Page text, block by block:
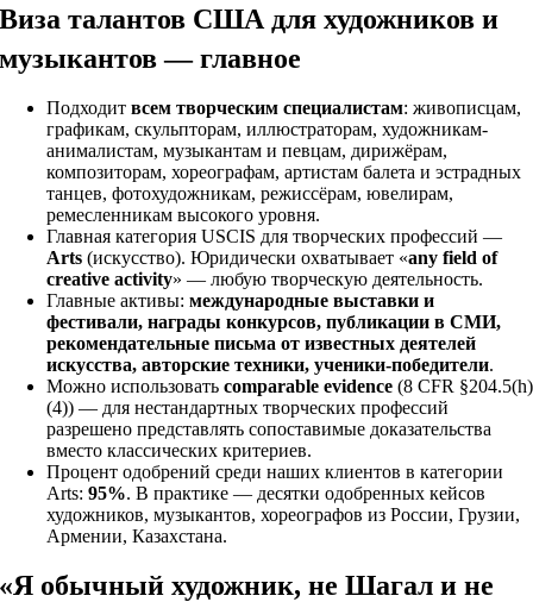
Виза талантов США для художников и
музыкантов — главное
Подходитвсем творческим специалистам: живописцам,
графикам, скульпторам, иллюстраторам, художникам-
анималистам, музыкантам и певцам, дирижёрам,
композиторам, хореографам, артистам балета и эстрадных
танцев, фотохудожникам, режиссёрам, ювелирам,
ремесленникам высокого уровня.
Главная категория USCIS для творческих профессий —
Arts (искусство). Юридически охватывает «any field of
creative activity» — любую творческую деятельность.
Главные активы:международные выставки и
фестивали, награды конкурсов, публикации в СМИ,
рекомендательные письма от известных деятелей
искусства, авторские техники, ученики-победители.
Можно использоватьcomparable evidence (8 CFR §204.5(h)
(4)) — для нестандартных творческих профессий
разрешено представлять сопоставимые доказательства
вместо классических критериев.
Процент одобрений среди наших клиентов в категории
Arts:95%. В практике — десятки одобренных кейсов
художников, музыкантов, хореографов из России, Грузии,
Армении, Казахстана.
«Я обычный художник, не Шагал и не